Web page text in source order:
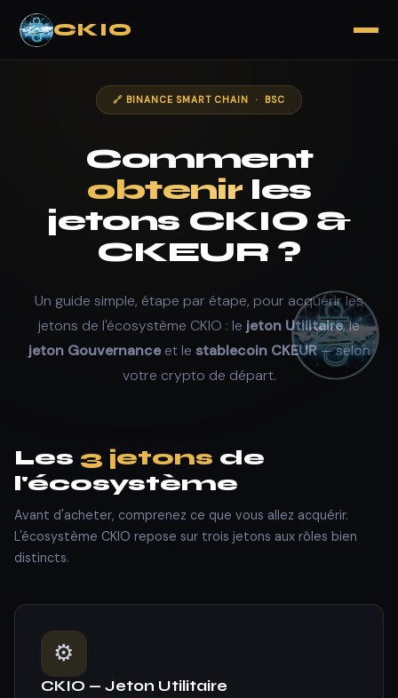
CKIO
🔗 BINANCE SMART CHAIN · BSC
Comment
obtenir les
jetons CKIO &
CKEUR ?
Un guide simple, étape par étape, pour acquérir les
jetons de l'écosystème CKIO : le jeton Utilitaire, le
jeton Gouvernanceet le stablecoin CKEUR— selon
votre crypto de départ.
Les 3 jetons de
l'écosystème
Avant d'acheter, comprenez ce que vous allez acquérir.
L'écosystème CKIO repose sur trois jetons aux rôles bien
distincts.
⚙️
CKIO — Jeton Utilitaire